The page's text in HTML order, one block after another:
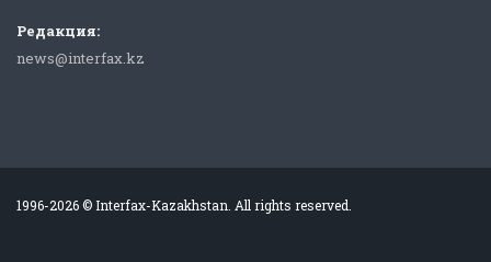
Редакция:
news@interfax.kz
1996-2026 © Interfax-Kazakhstan. All rights reserved.